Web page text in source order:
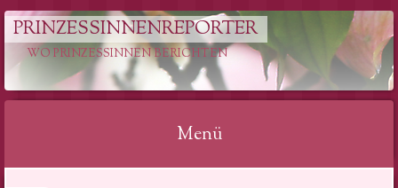
PRINZESSINNENREPORTER
WO PRINZESSINNEN BERICHTEN
Menü